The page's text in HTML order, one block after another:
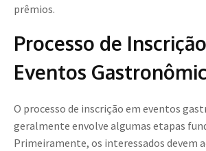
prêmios.
Processo de
Eventos
O processo de inscrição em eventos
geralmente envolve algumas etapas
Primeiramente, os interessados devem